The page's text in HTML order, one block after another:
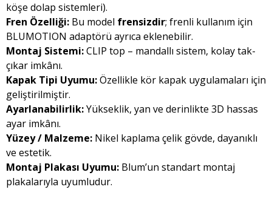
köşe dolap sistemleri).
Fren Özelliği: Bu model frensizdir; frenli kullanım için
BLUMOTION adaptörü ayrıca eklenebilir.
Montaj Sistemi:CLIP top – mandallı sistem, kolay tak-
çıkar imkânı.
Kapak Tipi Uyumu:Özellikle kör kapak uygulamaları için
geliştirilmiştir.
Ayarlanabilirlik:Yükseklik, yan ve derinlikte 3D hassas
ayar imkânı.
Yüzey / Malzeme: Nikel kaplama çelik gövde, dayanıklı
ve estetik.
Montaj Plakası Uyumu: Blum’un standart montaj
plakalarıyla uyumludur.